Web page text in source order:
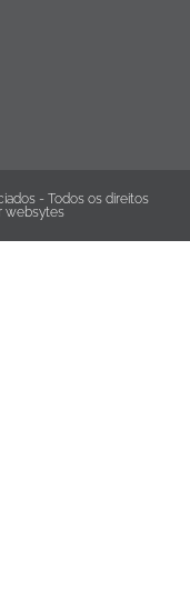
- Todos os direitos
websytes